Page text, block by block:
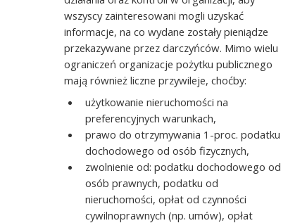
wszyscy zainteresowani mogli uzyskać
informacje, na co wydane zostały pieniądze
przekazywane przez darczyńców. Mimo wielu
ograniczeń organizacje pożytku publicznego
mają również liczne przywileje, choćby:
użytkowanie nieruchomości na
preferencyjnych warunkach,
prawo do otrzymywania 1-proc. podatku
dochodowego od osób fizycznych,
zwolnienie od: podatku dochodowego od
osób prawnych, podatku od
nieruchomości, opłat od czynności
cywilnoprawnych (np. umów), opłat